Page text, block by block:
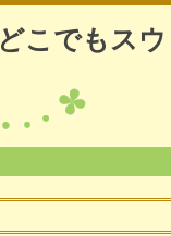
どこでもス